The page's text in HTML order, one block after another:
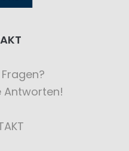
Antworten!